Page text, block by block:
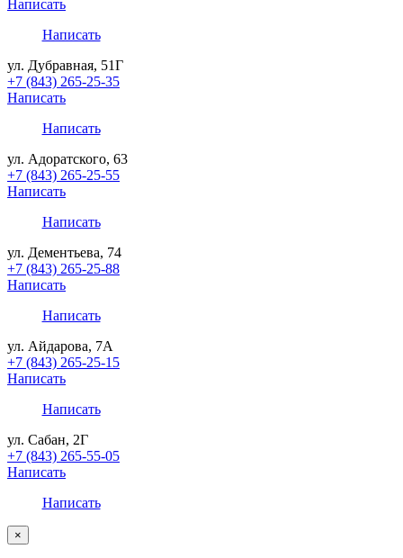
Написать
Написать
ул. Дубравная, 51Г
+7 (843) 265-25-35
Написать
Написать
ул. Адоратского, 63
+7 (843) 265-25-55
Написать
Написать
ул. Дементьева, 74
+7 (843) 265-25-88
Написать
Написать
ул. Айдарова, 7А
+7 (843) 265-25-15
Написать
Написать
ул. Сабан, 2Г
+7 (843) 265-55-05
Написать
Написать
×